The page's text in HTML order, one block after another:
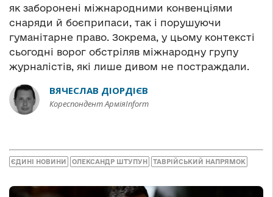
як заборонені міжнародними конвенціями
снаряди й боєприпаси, так і порушуючи
гуманітарне право. Зокрема, у цьому контексті
сьогодні ворог обстріляв міжнародну групу
журналістів, які лише дивом не постраждали.
ВЯЧЕСЛАВ ДІОРДІЄВ
Кореспондент АрміяInform
ЄДИНІ НОВИНИ ОЛЕКСАНДР ШТУПУН ТАВРІЙСЬКИЙ НАПРЯМОК